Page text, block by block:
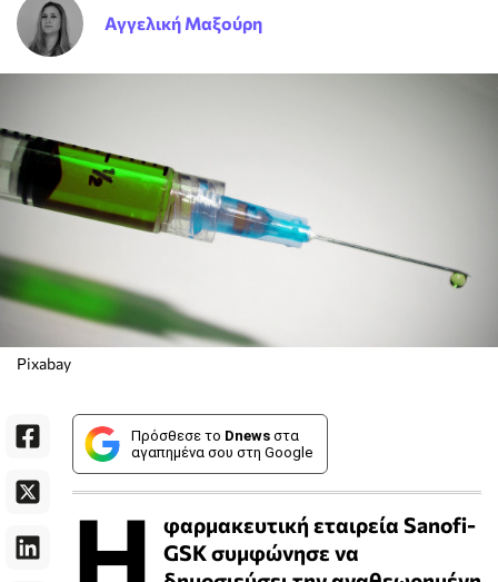
Αγγελική Μαξούρη
Pixabay
Πρόσθεσε το Dnews στα
αγαπημένα σου στη Google
Η
φαρμακευτική εταιρεία Sanofi-
GSK συμφώνησε να